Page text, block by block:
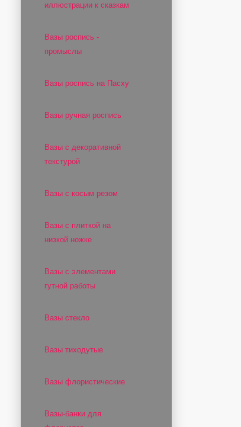
иллюстрации к сказкам
Вазы роспись -
промыслы
Вазы роспись на Пасху
Вазы ручная роспись
Вазы с декоративной
текстурой
Вазы с косым резом
Вазы с плиткой на
низкой ножке
Вазы с элементами
гутной работы
Вазы стекло
Вазы тиходутые
Вазы флористические
Вазы-банки для